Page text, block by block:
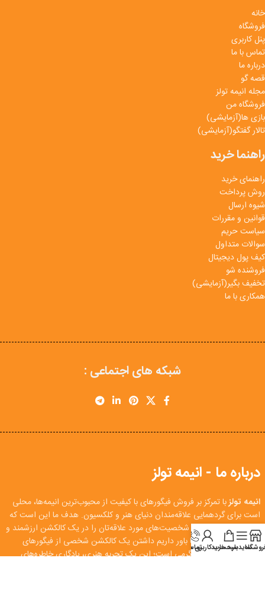
خانه
فروشگاه
پنل کاربری
تماس با ما
درباره ما
قصه گو
مجله انیمه تولز
فروشگاه من
بازی ها(آزمایشی)
تالار گفتگو(آزمایشی)
راهنما خرید
راهنمای خرید
روش پرداخت
شیوه ارسال
قوانین و مقررات
سیاست حریم
سوالات متداول
کیف پول دیجیتال
فروشنده شو
تخفیف بگیر(آزمایشی)
همکاری با ما
شبکه های اجتماعی :
درباره ما - انیمه تولز
انیمه تولزبا تمرکز بر فروش فیگورهای با کیفیت از محبوب‌ترین انیمه‌ها، محلی
است برای گردهمایی علاقه‌مندان دنیای هنر و کلکسیون. هدف ما این است که
هرکدام از شما بتوانید شخصیت‌های مورد علاقه‌تان را در یک کالکشن ارزشمند و
اصیل دریافت کنید. ما باور داریم داشتن یک کالکشن شخصی از فیگورهای
انیمه، بیش از یک سرگرمی است؛ این یک تجربه هنری، یادگاری خاطره‌های
سایدبارسبد خرید
حساب کاربری من
تماس